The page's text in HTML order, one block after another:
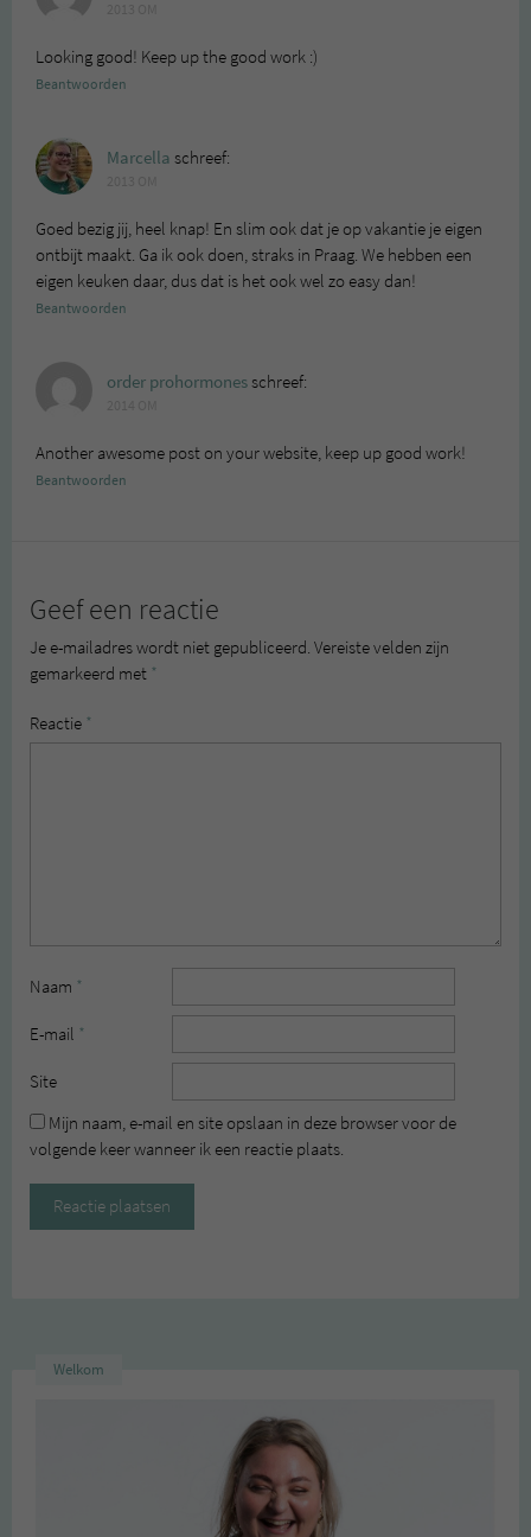
Looking good! Keep up the good work :)
Beantwoorden
Marcella schreef:
Goed bezig jij, heel knap! En slim ook dat je op vakantie je eigen
ontbijt maakt. Ga ik ook doen, straks in Praag. We hebben een
eigen keuken daar, dus dat is het ook wel zo easy dan!
Beantwoorden
order prohormonesschreef:
Another awesome post on your website, keep up good work!
Beantwoorden
Geef een reactie
Je e-mailadres wordt niet gepubliceerd. Vereiste velden zijn
gemarkeerd met *
Reactie *
Naam *
E-mail *
Site
Mijn naam, e-mail en site opslaan in deze browser voor de
volgende keer wanneer ik een reactie plaats.
Welkom